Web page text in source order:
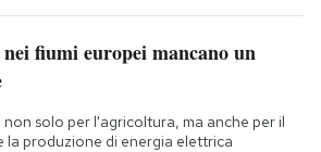
nei fiumi europei mancano un
solo per l'agricoltura, ma anche per il
la produzione di energia elettrica